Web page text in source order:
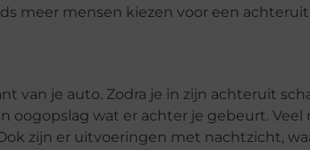
meer mensen kiezen voor een
van je auto. Zodra je in zijn achteruit
oogopslag wat er achter je gebeurt.
zijn er uitvoeringen met nachtzicht,